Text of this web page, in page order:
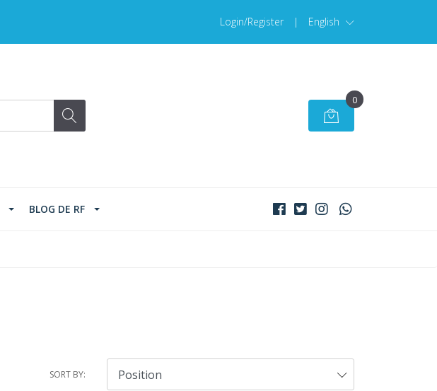
Login/Register | English
0
BLOG DE RF
SORT BY: